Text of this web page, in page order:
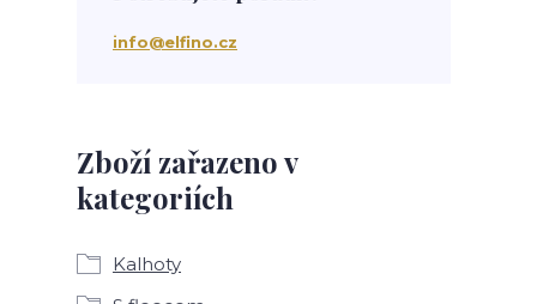
Zboží zařazeno v
kategoriích
Kalhoty
info@elfino.cz